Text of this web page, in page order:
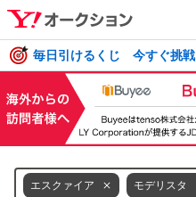
毎日引けるくじ 今すぐ挑戦
エスクァイア モデリスタ